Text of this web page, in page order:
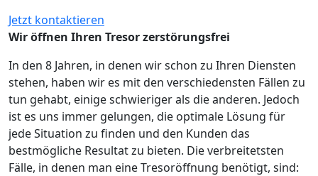
Jetzt kontaktieren
Wir öffnen Ihren Tresor zerstörungsfrei
In den 8 Jahren, in denen wir schon zu Ihren Diensten
stehen, haben wir es mit den verschiedensten Fällen zu
tun gehabt, einige schwieriger als die anderen. Jedoch
ist es uns immer gelungen, die optimale Lösung für
jede Situation zu finden und den Kunden das
bestmögliche Resultat zu bieten. Die verbreitetsten
Fälle, in denen man eine Tresoröffnung benötigt, sind: